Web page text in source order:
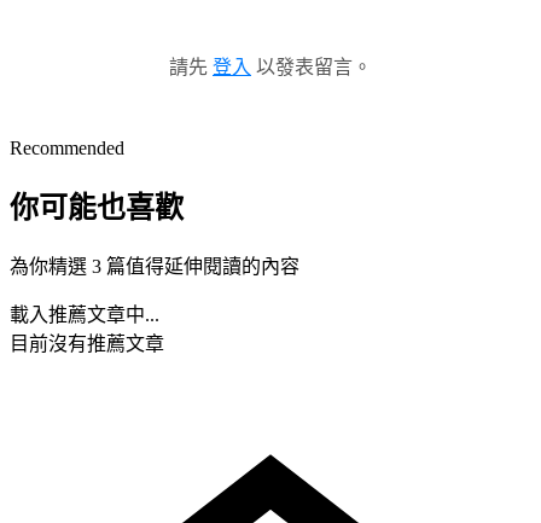
請先 登入 以發表留言。
Recommended
你可能也喜歡
為你精選 3 篇值得延伸閱讀的內容
載入推薦文章中...
目前沒有推薦文章